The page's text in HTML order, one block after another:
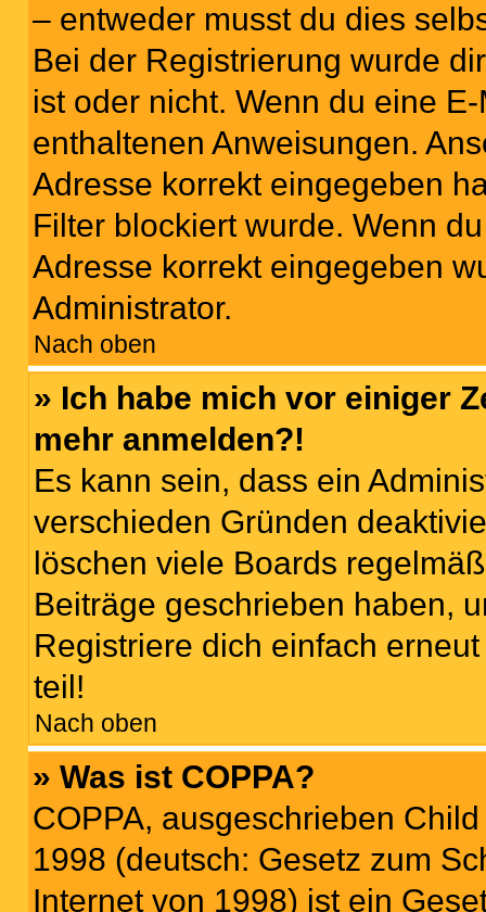
– entweder musst du dies
Bei der Registrierung wurde
ist oder nicht. Wenn du eine
enthaltenen Anweisungen.
Adresse korrekt eingegeben
Filter blockiert wurde. Wenn
Adresse korrekt eingegeben
Administrator.
Nach oben
» Ich habe mich vor einiger
mehr anmelden?!
Es kann sein, dass ein
verschieden Gründen
löschen viele Boards
Beiträge geschrieben haben,
Registriere dich einfach
teil!
Nach oben
» Was ist COPPA?
COPPA, ausgeschrieben
1998 (deutsch: Gesetz zum
Internet von 1998) ist ein